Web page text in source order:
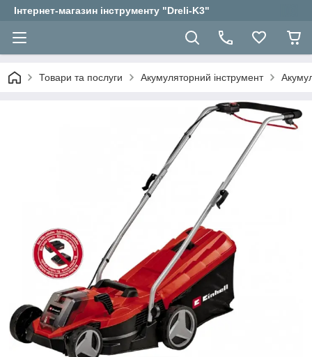
Інтернет-магазин інструменту "Dreli-K3"
Товари та послуги Акумуляторний інструмент